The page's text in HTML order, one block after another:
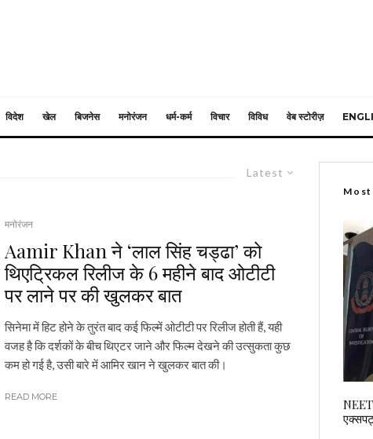
विदेश खेल बिजनेस मनोरंजन धर्म-कर्म विचार विविध वेब स्टोरीज़
Latest
मनोरंजन
Aamir Khan ने ‘लाल सिंह चड्ढा’ को
थिएट्रिकल रिलीज के 6 महीने बाद ओटीटी
पर लाने पर की खुलकर बात
सिनेमा में हिट होने के तुरंत बाद कई फिल्में ओटीटी पर रिलीज होती हैं, यही
वजह है कि दर्शकों के बीच थिएटर जाने और फिल्म देखने की उत्सुकता कुछ
कम हो गई है, उसी बारे में आमिर खान ने खुलकर बात की।
READ MORE